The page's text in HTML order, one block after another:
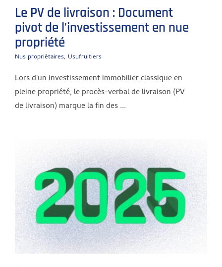
Le PV de livraison : Document
pivot de l’investissement en nue
propriété
Nus propriétaires, Usufruitiers
Lors d'un investissement immobilier classique en
pleine propriété, le procès-verbal de livraison (PV
de livraison) marque la fin des ...